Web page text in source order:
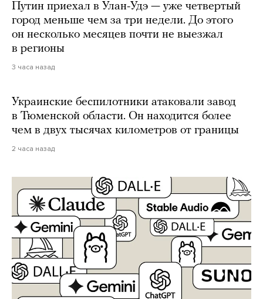
Путин приехал в Улан-Удэ — уже четвертый
город меньше чем за три недели. До этого
он несколько месяцев почти не выезжал
в регионы
3 часа назад
Украинские беспилотники атаковали завод
в Тюменской области. Он находится более
чем в двух тысячах километров от границы
2 часа назад